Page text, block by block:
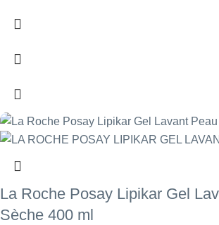
La Roche Posay Lipikar Gel
Sèche 400 ml